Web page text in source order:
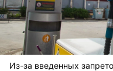
Из-за введенных